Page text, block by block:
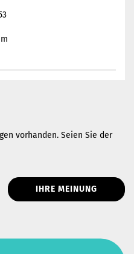
vorhanden. Seien Sie der
IHRE MEINUNG